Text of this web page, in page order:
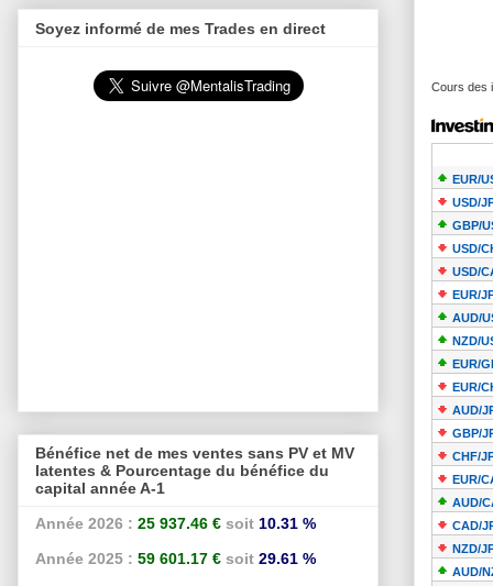
Cours des
Soyez informé de mes Trades en direct
Bénéfice net de mes ventes sans PV et MV
latentes & Pourcentage du bénéfice du
capital année A-1
Année 2026 : 25 937.46 € soit 10.31 %
Année 2025 : 59 601.17 € soit 29.61 %